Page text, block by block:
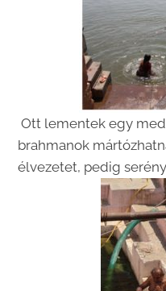
Ott lementek egy
brahmanok
élvezetet, pedig